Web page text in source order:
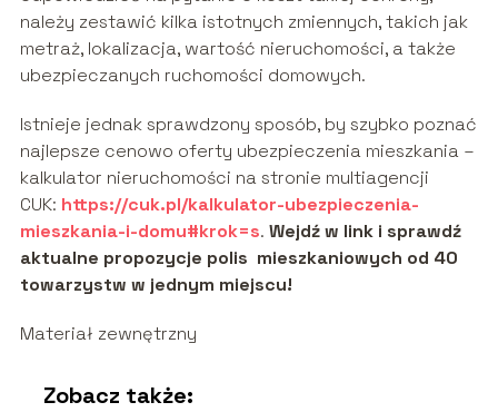
należy zestawić kilka istotnych zmiennych, takich jak
metraż, lokalizacja, wartość nieruchomości, a także
ubezpieczanych ruchomości domowych.
Istnieje jednak sprawdzony sposób, by szybko poznać
najlepsze cenowo oferty ubezpieczenia mieszkania –
kalkulator nieruchomości na stronie multiagencji
CUK: https://cuk.pl/kalkulator-ubezpieczenia-
mieszkania-i-domu#krok=s. Wejdź w link i sprawdź
aktualne propozycje polis mieszkaniowych od 40
towarzystw w jednym miejscu!
Materiał zewnętrzny
Zobacz także: